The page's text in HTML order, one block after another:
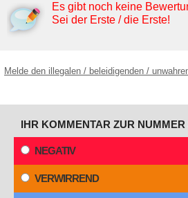
Es gibt noch keine
Sei der Erste / die Erste!
Melde den illegalen / beleidigenden /
IHR KOMMENTAR ZUR NUMMER
NEGATIV
VERWIRREND